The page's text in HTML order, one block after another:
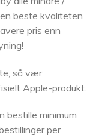
beste kvaliteten
pris enn
så vær
Apple-produkt.
bestille minimum
per